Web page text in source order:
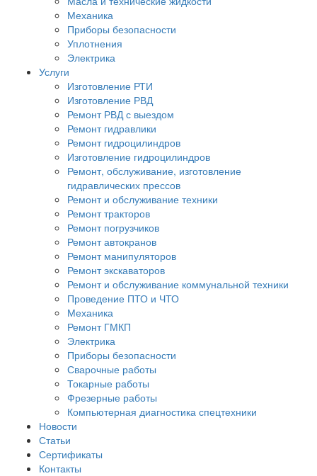
Механика
Приборы безопасности
Уплотнения
Электрика
Услуги
Изготовление РТИ
Изготовление РВД
Ремонт РВД с выездом
Ремонт гидравлики
Ремонт гидроцилиндров
Изготовление гидроцилиндров
Ремонт, обслуживание, изготовление
гидравлических прессов
Ремонт и обслуживание техники
Ремонт тракторов
Ремонт погрузчиков
Ремонт автокранов
Ремонт манипуляторов
Ремонт экскаваторов
Ремонт и обслуживание коммунальной техники
Проведение ПТО и ЧТО
Механика
Ремонт ГМКП
Электрика
Приборы безопасности
Сварочные работы
Токарные работы
Фрезерные работы
Компьютерная диагностика спецтехники
Новости
Статьи
Сертификаты
Контакты